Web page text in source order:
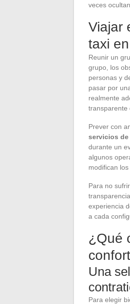
veces
Viajar
taxi
Reunir un
grupo, los
personas y
pasar por
realmente
transparente
Prever con
servicios de
durante un
algunos
modifican
Para no
experiencia
a cada
¿Qué
Una
Para elegir